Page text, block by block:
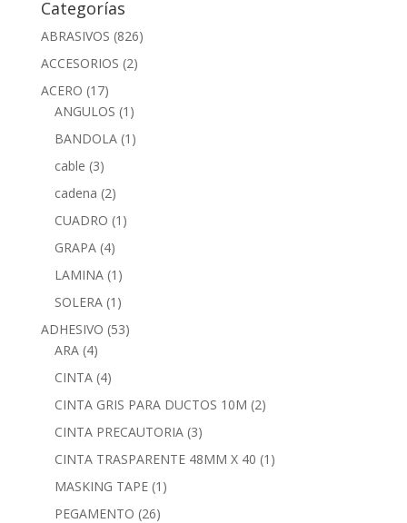
Categorías
ABRASIVOS (826)
ACCESORIOS (2)
ACERO (17)
ANGULOS (1)
BANDOLA (1)
cable (3)
cadena (2)
CUADRO (1)
GRAPA (4)
LAMINA (1)
SOLERA (1)
ADHESIVO (53)
ARA (4)
CINTA (4)
CINTA GRIS PARA DUCTOS 10M (2)
CINTA PRECAUTORIA (3)
CINTA TRASPARENTE 48MM X 40 (1)
MASKING TAPE (1)
PEGAMENTO (26)